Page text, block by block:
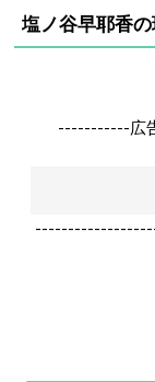
塩ノ谷早耶香
-----------広